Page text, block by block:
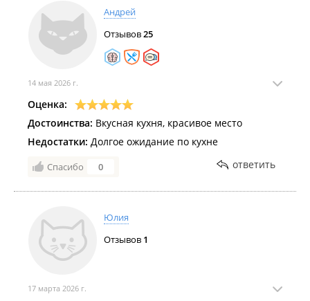
Андрей
Отзывов25
14 мая 2026 г.
Оценка:
Достоинства: Вкусная кухня, красивое место
Недостатки: Долгое ожидание по кухне
Спасибо 0 ответить
Юлия
Отзывов 1
17 марта 2026 г.